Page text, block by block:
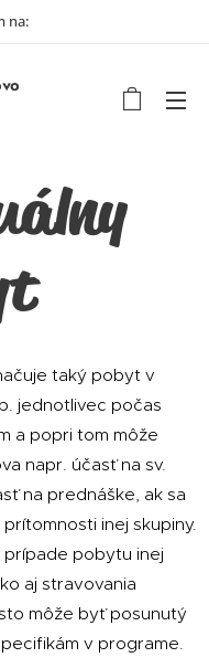
na:
taký pobyt v
jednotlivec počas
a popri tom môže
napr. účasť na sv.
na prednáške, ak sa
inej skupiny.
pobytu inej
aj stravovania
môže byť posunutý
v programe.